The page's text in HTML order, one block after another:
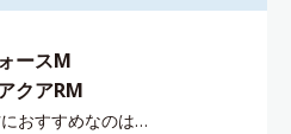
ースM
クアRM
おすすめなのは…